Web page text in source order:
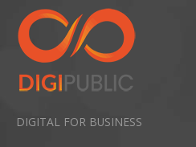
DIGITAL FOR BUSINESS